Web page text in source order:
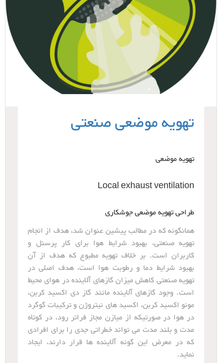
تهویه موضعی صنعتی
تهویه موضعی
Local exhaust ventilation
طراحی تهویه موضعی جوشکاری
همانگونه که در مطالب پیشین عنوان شد، هدف از انجام
تهویه صنعتی، بهبود شرایط هوا برای کار پرسنل و
کاربران است. بر خلاف تهویه مطبوع که هدف از آن
بهبود شرایط دما و رطوبت هوا است، هدف اصلی در
تهویه صنعتی کاهش میزان گازهای آلاینده در هوای محیط
است. وجود گازهای آلاینده مانند گاز دی اکسید کربن،
مونو اکسید کربن، اکسید های نیتروژن و ترکیبات گوگرد
در هوا در صورتیکه از میازن مجاز فراتر رود، در کوتاه
مدت و بلند مدت می تواند خطراتی جدی را برای افرادی
که در معرض این گونه آلاینده ها قرار دارند، ایجاد
نماید.